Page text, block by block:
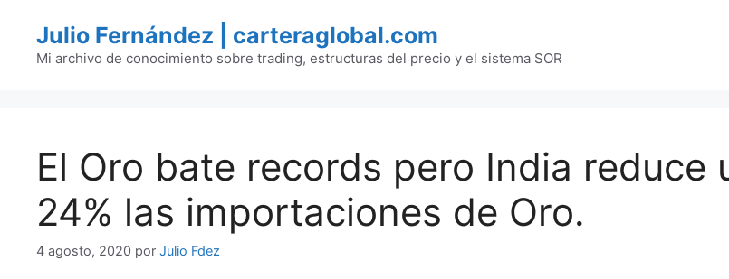
contenido
Julio Fernández | carteraglobal.com
Mi archivo de conocimiento sobre trading, estructuras del precio y el sistema SOR
El Oro bate records pero India reduce
24% las importaciones de Oro.
4 agosto, 2020 por Julio Fdez